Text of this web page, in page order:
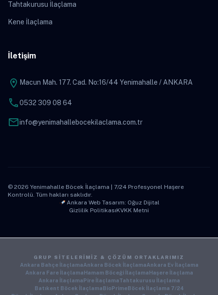
Tahtakurusu İlaçlama
Kene İlaçlama
İletişim
location_on Macun Mah. 177. Cad. No:16/44 Yenimahalle / ANKARA
phone0532 309 08 64
mailinfo@yenimahallebocekilaclama.com.tr
© 2026 Yenimahalle Böcek İlaçlama | 7/24 Profesyonel Haşere
Kontrolü. Tüm hakları saklıdır.
Ankara Web Tasarım: Oğuz Dijital
Gizlilik PolitikasıKVKK Metni
GRUP SITELERIMIZ & ÇÖZÜM ORTAKLARIMIZ
Ankara Bahçe İlaçlamaAnkara Böcek İlaçlamaAnkara Ev İlaçlama
Ankara Fare İlaçlamaHamam Böceği İlaçlamaHaşere İlaçlama
Ankara İlaçlamaPire İlaçlamaTahtakurusu İlaçlama
Batıkent Böcek İlaçlamaBioPrimeBöcek İlaçlama 7/24